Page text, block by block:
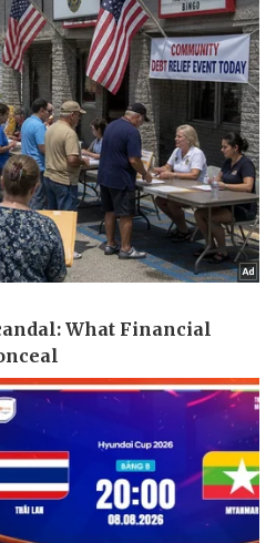
Ô tô - Xe máy
Xe máy
Tư vấn